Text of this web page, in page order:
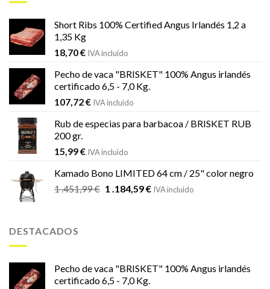
Short Ribs 100% Certified Angus Irlandés 1,2 a
1,35 Kg
18,70€ IVA incluido
Pecho de vaca "BRISKET" 100% Angus irlandés
certificado 6,5 - 7,0 Kg.
107,72€ IVA incluido
Rub de especias para barbacoa / BRISKET RUB
200 gr.
15,99€ IVA incluido
Kamado Bono LIMITED 64 cm / 25" color negro
1 .451,99€ El
1 .184,59€ElIVA incluido
DESTACADOS
Pecho de vaca "BRISKET" 100% Angus irlandés
certificado 6,5 - 7,0 Kg.